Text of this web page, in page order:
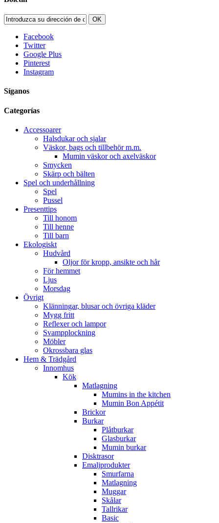
OK
Facebook
Twitter
Google Plus
Pinterest
Instagram
Síganos
Categorías
Accessoarer
Halsdukar och sjalar
Väskor, bags och tillbehör m.m.
Mumin väskor och axelväskor
Smycken
Skärp och bälten
Spel och underhållning
Spel
Pussel
Presenttips
Till honom
Till henne
Till barn
Ekologiskt
Hudvård
Oljor för kropp, ansikte och hår
För hemmet
Ljus
Morsdag
Övrigt
Klänningar, blusar och övriga kläder
Mygg fritt
Reflexer och lampor
Svampplockning
Möbler
Okrossbara glas
Hem & Trädgård
Innomhus
Kök
Matlagning
Mumins in the kitchen
Mumin Bon Appétit
Brickor
Burkar
Plåtburkar
Glasburkar
Mumin burkar
Disktrasor
Emaljprodukter
Smurfarna
Matlagning
Muggar
Skålar
Tallrikar
Basic